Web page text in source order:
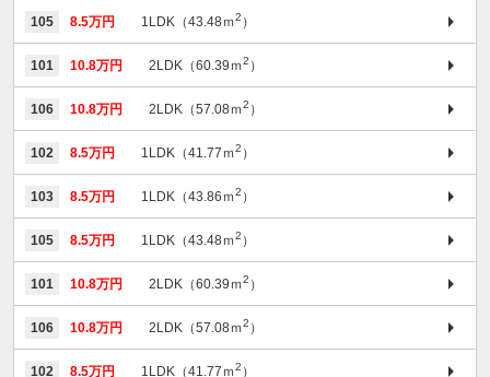
105 8.5万円 1LDK（43.48ｍ2 ）
101 10.8万円 2LDK（60.39ｍ2 ）
106 10.8万円 2LDK（57.08ｍ2 ）
102 8.5万円 1LDK（41.77ｍ2 ）
103 8.5万円 1LDK（43.86ｍ2 ）
105 8.5万円 1LDK（43.48ｍ2 ）
101 10.8万円 2LDK（60.39ｍ2 ）
106 10.8万円 2LDK（57.08ｍ2 ）
102 8.5万円 1LDK（41.77ｍ2 ）